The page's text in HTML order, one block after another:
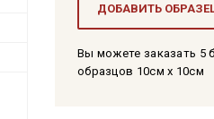
ДОБАВИТЬ
Вы можете заказать 5
образцов 10см x 10см